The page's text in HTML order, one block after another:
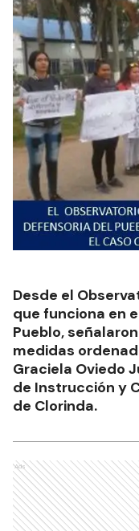
Desde el
que funciona en
Pueblo,
medidas
Graciela Oviedo
de Instrucción y
de Clorinda.
Ads